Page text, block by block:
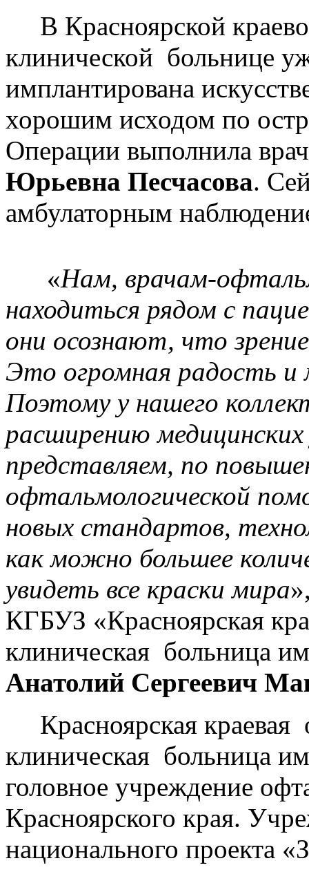
В Красноярской
клинической больнице
имплантирована
хорошим исходом по
Операции выполнила
Юрьевна Песчасова.
амбулаторным
«Нам, врачам-
находиться рядом с
они осознают, что
Это огромная радость и
Поэтому у нашего
расширению
представляем, по
офтальмологической
новых стандартов,
как можно большее
увидеть все краски мира
КГБУЗ «Красноярская
клиническая больница
Анатолий Сергеевич
Красноярская краевая
клиническая больница
головное учреждение
Красноярского края.
национального проекта